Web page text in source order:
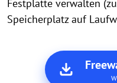
Festplatte verwalten
Speicherplatz auf